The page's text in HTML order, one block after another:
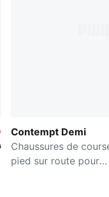
Contempt Demi
Chaussures de
pied sur route pour